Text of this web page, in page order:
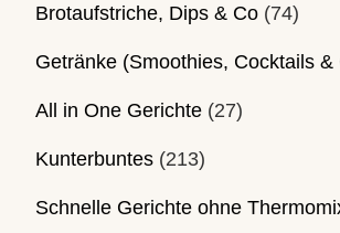
Brotaufstriche, Dips & Co (74)
Getränke (Smoothies, Cocktails &
All in One Gerichte (27)
Kunterbuntes (213)
Schnelle Gerichte ohne